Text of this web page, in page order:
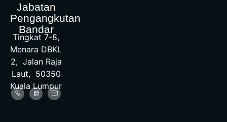
Jabatan
Pengangkutan
Bandar
Tingkat 7-8,
Menara DBKL
2, Jalan Raja
Laut, 50350
Kuala Lumpur